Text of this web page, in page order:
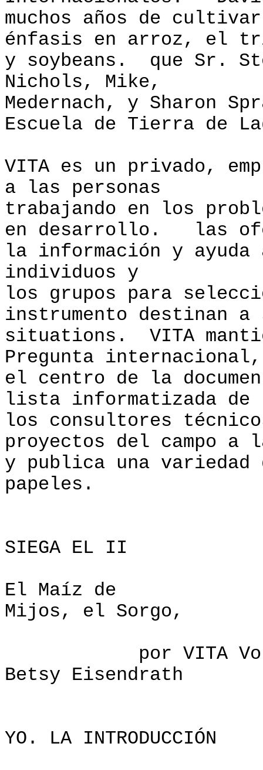
muchos años de
énfasis en arroz, el
y soybeans. que Sr.
Nichols, Mike,
Medernach, y Sharon
Escuela de Tierra de
VITA es un privado,
a las personas
trabajando en los
en desarrollo. las
la información y ayuda
individuos y
los grupos para
instrumento destinan a
situations. VITA
Pregunta
el centro de la
lista informatizada de
los consultores
proyectos del campo a
y publica una variedad
papeles.
SIEGA EL II
El Maíz
Mijos, el Sorgo,
por VITA
Betsy Eisendrath
YO. LA INTRODUCCIÓN